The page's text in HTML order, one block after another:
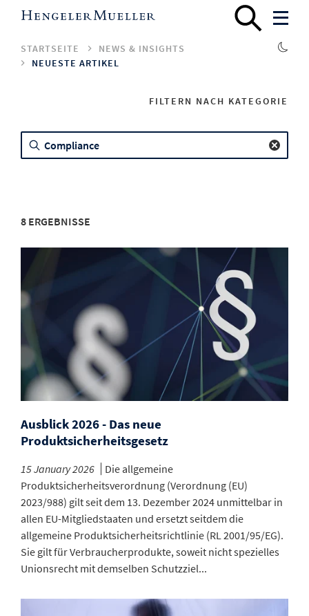
STARTSEITE
NEWS & INSIGHTS
NEUESTE ARTIKEL
FILTERN NACH KATEGORIE
8 ERGEBNISSE
Ausblick 2026 - Das neue
Produktsicherheitsgesetz
15 January 2026
Die allgemeine
Produktsicherheitsverordnung (Verordnung (EU)
2023/988) gilt seit dem 13. Dezember 2024 unmittelbar in
allen EU-Mitgliedstaaten und ersetzt seitdem die
allgemeine Produktsicherheitsrichtlinie (RL 2001/95/EG).
Sie gilt für Verbraucherprodukte, soweit nicht spezielles
Unionsrecht mit demselben Schutzziel...